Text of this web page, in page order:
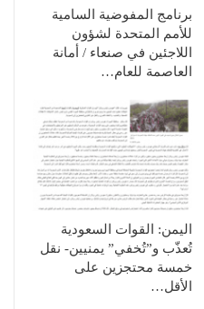
برنامج المفوضية السامية
للأمم المتحدة لشؤون
اللاجئين في صنعاء / أمانة
العاصمة للعام…
الیمن: القوات السعودیة
تُعذّب و”تُخفي” یمنیین- نقل
خمسة محتجزین على
الأقل…